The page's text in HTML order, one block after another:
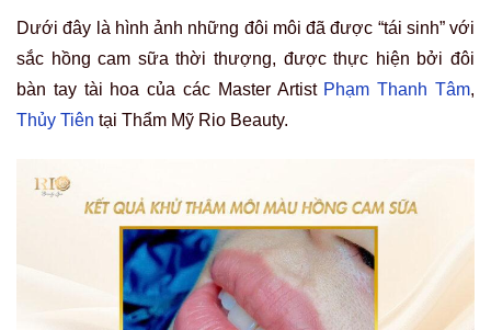
Dưới đây là hình ảnh những đôi môi đã được “tái sinh” với
sắc hồng cam sữa thời thượng, được thực hiện bởi đôi
bàn tay tài hoa của các Master Artist Phạm Thanh Tâm,
Thủy Tiên tại Thẩm Mỹ Rio Beauty.